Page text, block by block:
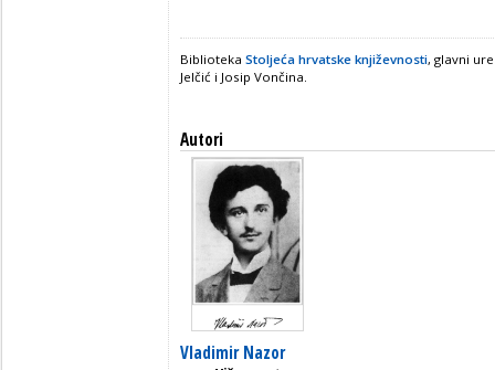
Biblioteka Stoljeća hrvatske književnosti, glavni
Jelčić i Josip Vončina.
Autori
Vladimir Nazor